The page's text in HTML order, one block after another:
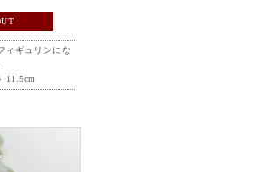
ィギュリンにな
11.5cm